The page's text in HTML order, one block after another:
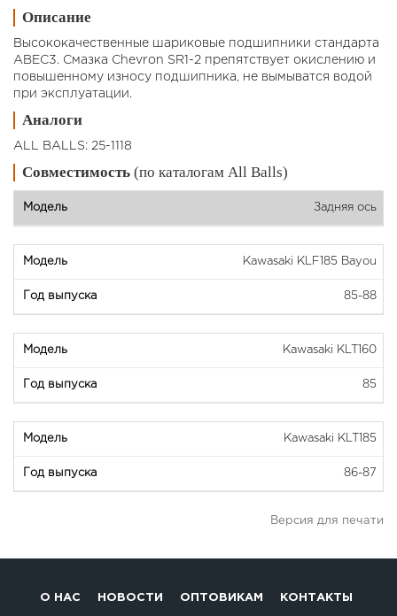
Описание
Высококачественные шариковые подшипники стандарта
ABEC3. Смазка Chevron SR1-2 препятствует окислению и
повышенному износу подшипника, не вымыватся водой
при эксплуатации.
Аналоги
ALL BALLS: 25-1118
Совместимость (по каталогам All Balls)
Задняя ось
Kawasaki KLF185 Bayou
85-88
Kawasaki KLT160
85
Kawasaki KLT185
86-87
Версия для печати
О НАС НОВОСТИ ОПТОВИКАМ КОНТАКТЫ